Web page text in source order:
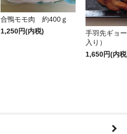
合鴨モモ肉 約400ｇ
1,250円(内税)
手羽先ギョ
入り）
1,650円(内